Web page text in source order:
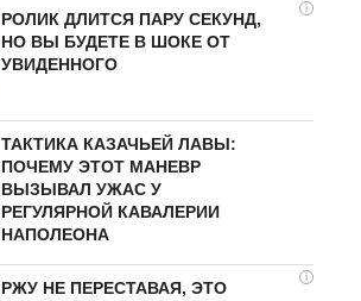
i
РОЛИК ДЛИТСЯ ПАРУ СЕКУНД,
НО ВЫ БУДЕТЕ В ШОКЕ ОТ
УВИДЕННОГО
ТАКТИКА КАЗАЧЬЕЙ ЛАВЫ:
ПОЧЕМУ ЭТОТ МАНЕВР
ВЫЗЫВАЛ УЖАС У
РЕГУЛЯРНОЙ КАВАЛЕРИИ
НАПОЛЕОНА
i
РЖУ НЕ ПЕРЕСТАВАЯ, ЭТО